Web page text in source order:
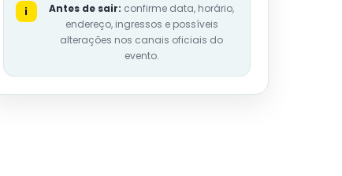
i Antes de sair: confirme data, horário,
endereço, ingressos e possíveis
alterações nos canais oficiais do
evento.